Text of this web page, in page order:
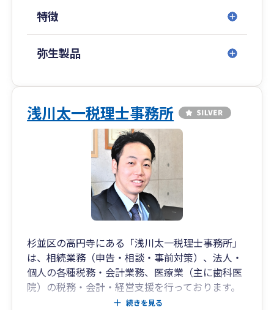
特徴
弥生製品
浅川太一税理士事務所
杉並区の高円寺にある「浅川太一税理士事務所」
は、相続業務（申告・相談・事前対策）、法人・
個人の各種税務・会計業務、医療業（主に歯科医
院）の税務・会計・経営支援を行っております。
皆様の「ありがとう」の言葉を一つでも多く聞く
続きを見る